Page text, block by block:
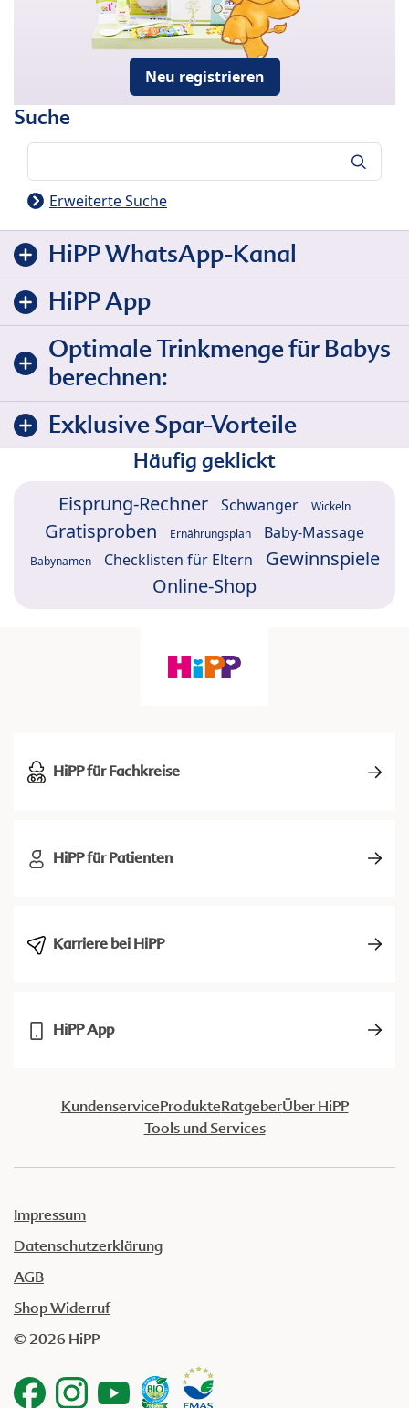
Neu registrieren
Suche
Erweiterte Suche
HiPP WhatsApp-Kanal
HiPP App
Optimale Trinkmenge für Babys
berechnen:
Exklusive Spar-Vorteile
Häufig geklickt
Eisprung-Rechner Schwanger Wickeln
Gratisproben Ernährungsplan Baby-Massage
Babynamen Checklisten für Eltern
Gewinnspiele
Online-Shop
HiPP für Fachkreise
HiPP für Patienten
Karriere bei HiPP
HiPP App
KundenserviceProdukteRatgeberÜber HiPP
Tools und Services
Impressum
Datenschutzerklärung
AGB
Shop Widerruf
© 2026 HiPP